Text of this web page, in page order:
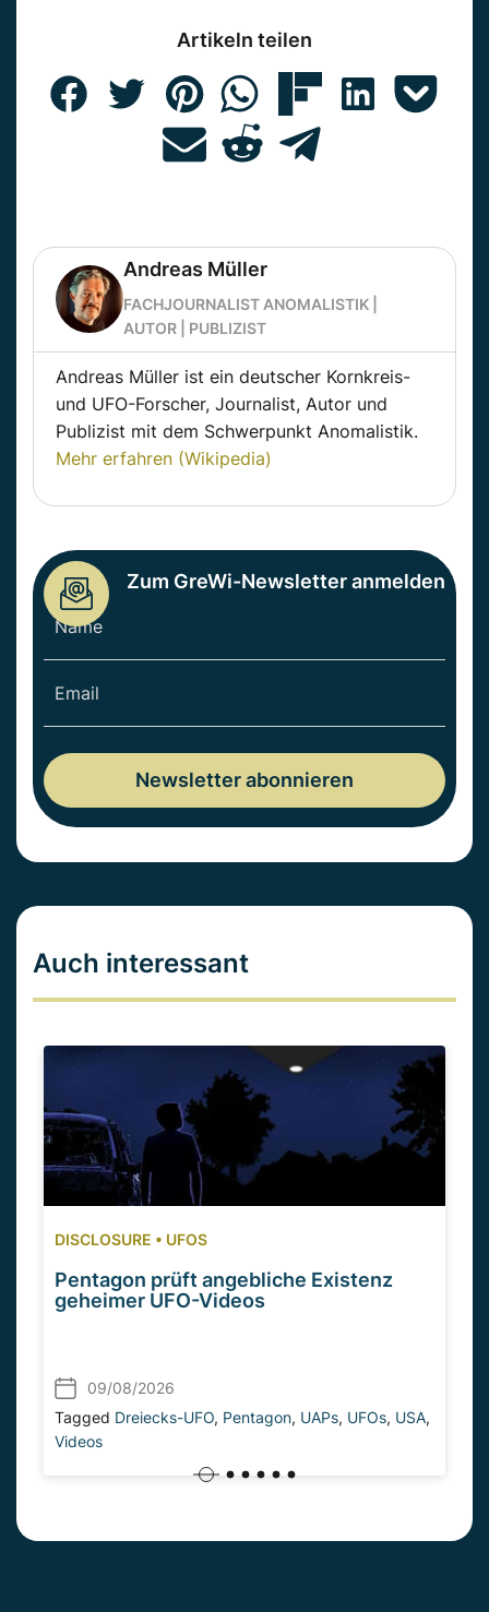
Artikeln teilen
Andreas Müller
FACHJOURNALIST ANOMALISTIK |
AUTOR | PUBLIZIST
Andreas Müller ist ein deutscher Kornkreis-
und UFO-Forscher, Journalist, Autor und
Publizist mit dem Schwerpunkt Anomalistik.
Mehr erfahren (Wikipedia)
Zum GreWi-Newsletter anmelden
Auch interessant
DISCLOSURE • UFOS
Pentagon prüft angebliche Existenz
geheimer UFO-Videos
09/08/2026
Tagged Dreiecks-UFO, Pentagon, UAPs, UFOs, USA,
Videos